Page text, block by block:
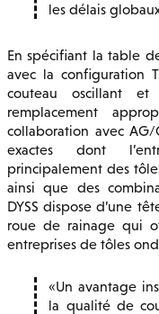
les délais
En spécifiant la table
avec la configuration
couteau oscillant
remplacement
collaboration avec
exactes dont
principalement des
ainsi que des
DYSS dispose d’une
roue de rainage qui
entreprises de tôles
Un avantage
la qualité de